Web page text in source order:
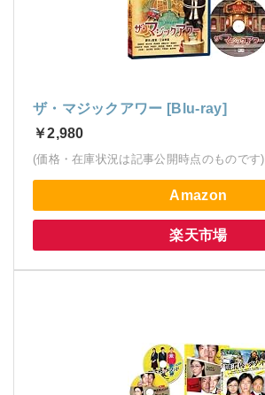
ザ・マジックアワー [Blu-ray]
￥2,980
(価格・在庫状況は記事公開時点のものです)
Amazon
楽天市場